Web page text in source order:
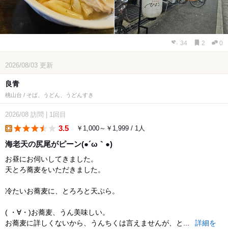
34 2 0
2026/08/03 更新
良青
桃山台 / そば、うどん、うどんすき
2026/08 訪問 1回目
3.5 ￥1,000～￥1,999 / 1人
海老天の尻尾がピーン(●´ω｀●)
お昼にお伺いしてきました。
天とろ蕎麦をいただきました。
冷たいお蕎麦に、とろろと天ぷら。
( ・∀・)お蕎麦、うん美味しい。
お蕎麦に詳しくないから、うんちくは言えませんが、と...
詳細を